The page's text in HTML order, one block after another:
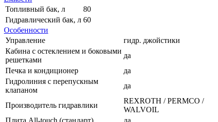
Топливный бак, л
80
Гидравлический бак, л 60
Особенности
Управление
гидр. джойстики
Кабина с остеклением и боковыми
решетками
да
Печка и кондиционер
да
Гидролиния с перепускным
клапаном
да
Производитель гидравлики
REXROTH / PERMCO /
WALVOIL
Плита All-touch (стандарт)
да